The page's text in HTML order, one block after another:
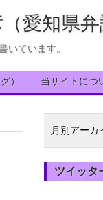
愛知県弁
いています。
） 当サイトにつ
月別アーカ
ツイッタ